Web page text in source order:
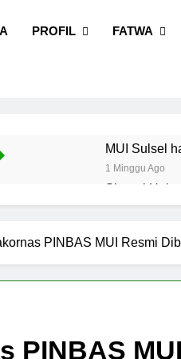
PROFIL FATWA
MUI Sulsel
1 Minggu Ago
Sinergi
Fatwa
Tingkatkan
Dari Vaksin
1 Minggu Ago
PINBAS MUI Resmi
PINBAS